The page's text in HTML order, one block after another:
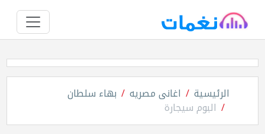
الرئيسية اغانى مصريه بهاء سلطان
البوم سيجارة